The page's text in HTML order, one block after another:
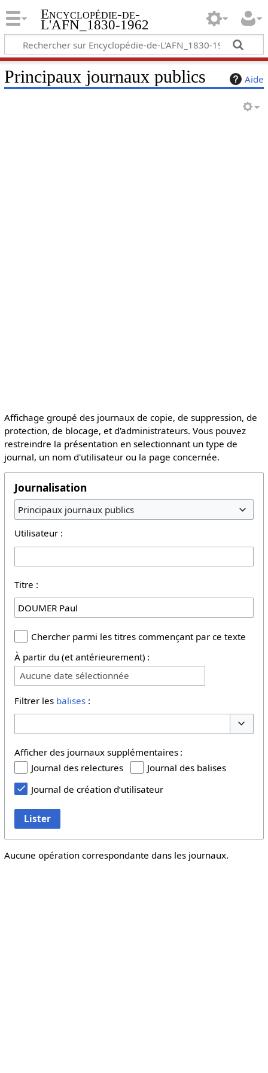
Encyclopédie-de-
L'AFN_1830-1962
Aide
Principaux journaux publics
Affichage groupé des journaux de copie, de suppression, de
protection, de blocage, et d'administrateurs. Vous pouvez
restreindre la présentation en selectionnant un type de
journal, un nom d'utilisateur ou la page concernée.
Journalisation
Principaux journaux publics
Utilisateur :
Titre :
Chercher parmi les titres commençant par ce texte
À partir du (et antérieurement) :
Aucune date sélectionnée
Filtrer les balises:
Afficher des journaux supplémentaires :
Journal des relectures
Journal des balises
Journal de création d’utilisateur
Lister
Aucune opération correspondante dans les journaux.